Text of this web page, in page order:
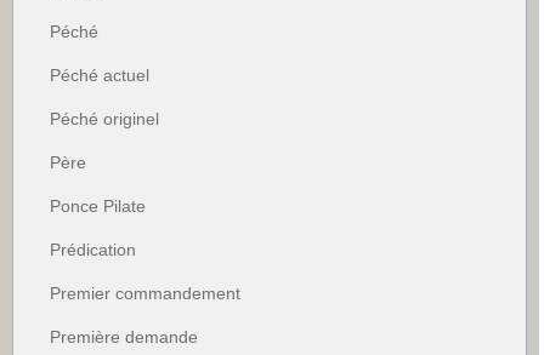
Péché
Péché actuel
Péché originel
Père
Ponce Pilate
Prédication
Premier commandement
Première demande